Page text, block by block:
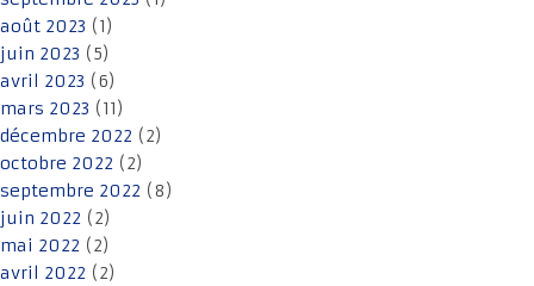
août 2023 (1)
juin 2023 (5)
avril 2023 (6)
mars 2023 (11)
décembre 2022 (2)
octobre 2022 (2)
septembre 2022 (8)
juin 2022 (2)
mai 2022 (2)
avril 2022 (2)